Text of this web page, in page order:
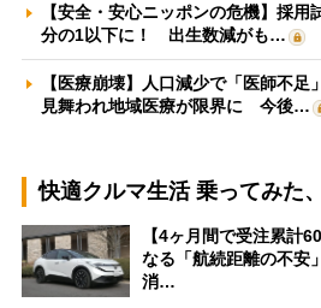
【安全・安心ニッポンの危機】採
分の1以下に！ 出生数減がも…
【医療崩壊】人口減少で「医師不
見舞われ地域医療が限界に 今後…
快適クルマ生活 乗ってみた
【4ヶ月間で受注累計
なる「航続距離の不安
消…